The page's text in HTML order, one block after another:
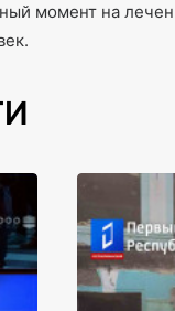
момент на